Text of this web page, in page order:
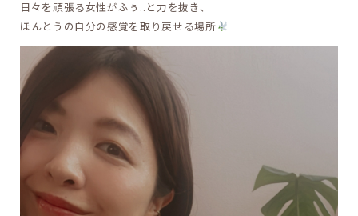
日々を頑張る女性がふぅ..と力を抜き、
ほんとうの自分の感覚を取り戻せる場所